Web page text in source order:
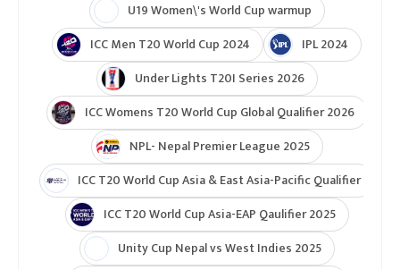
U19 Women\'s World Cup warmup
ICC Men T20 World Cup 2024
IPL 2024
Under Lights T20I Series 2026
ICC Womens T20 World Cup Global Qualifier 2026
NPL- Nepal Premier League 2025
ICC T20 World Cup Asia & East Asia-Pacific Qualifier
ICC T20 World Cup Asia-EAP Qaulifier 2025
Unity Cup Nepal vs West Indies 2025